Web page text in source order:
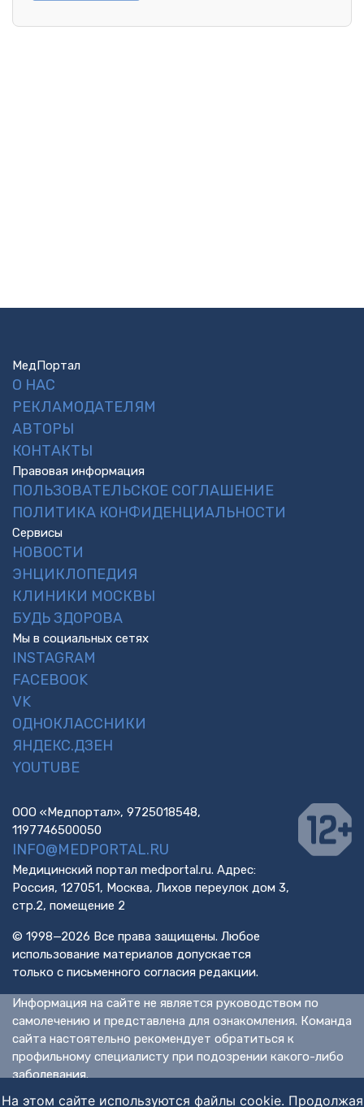
МедПортал
О НАС
РЕКЛАМОДАТЕЛЯМ
АВТОРЫ
КОНТАКТЫ
Правовая информация
ПОЛЬЗОВАТЕЛЬСКОЕ СОГЛАШЕНИЕ
ПОЛИТИКА КОНФИДЕНЦИАЛЬНОСТИ
Сервисы
НОВОСТИ
ЭНЦИКЛОПЕДИЯ
КЛИНИКИ МОСКВЫ
БУДЬ ЗДОРОВА
Мы в социальных сетях
INSTAGRAM
FACEBOOK
VK
ОДНОКЛАССНИКИ
ЯНДЕКС.ДЗЕН
YOUTUBE
ООО «Медпортал», 9725018548,
1197746500050
INFO@MEDPORTAL.RU
Медицинский портал medportal.ru. Адрес:
Россия, 127051, Москва, Лихов переулок дом 3,
стр.2, помещение 2
© 1998—2026 Все права защищены. Любое
использование материалов допускается
только с письменного согласия редакции.
Информация на сайте не является руководством по
самолечению и представлена для ознакомления. Команда
сайта настоятельно рекомендует обратиться к
профильному специалисту при подозрении какого-либо
заболевания.
ИМЕЮТСЯ ПРОТИВОПОКАЗАНИЯ. НЕОБХОДИМА
На этом сайте используются файлы cookie. Продолжая